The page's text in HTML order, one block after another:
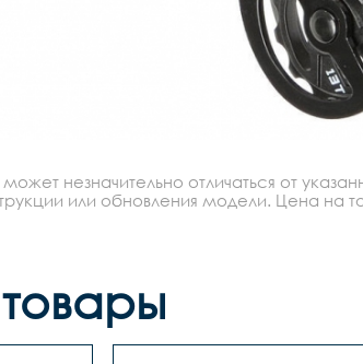
незначительно отличаться от
или обновления модели. Цена на